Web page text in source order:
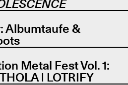
Albumtaufe &
Metal Fest Vol. 1:
| LOTRIFY